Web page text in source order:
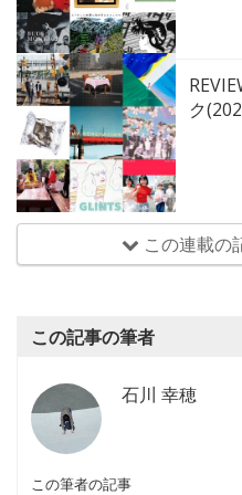
ク
この連載の
この記事の筆者
石川 幸穂
この筆者の記事